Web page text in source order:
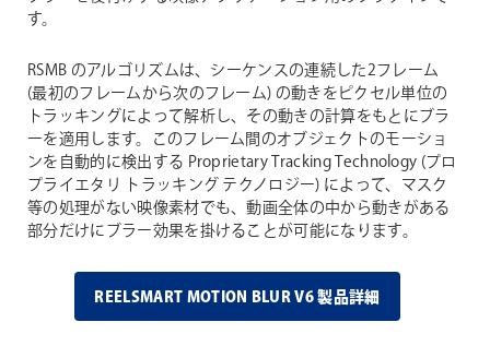
す。
RSMB のアルゴリズムは、シーケンスの連続した2フレーム
(最初のフレームから次のフレーム) の動きをピクセル単位の
トラッキングによって解析し、その動きの計算をもとにブラ
ーを適用します。このフレーム間のオブジェクトのモーショ
ンを自動的に検出する Proprietary Tracking Technology (プロ
プライエタリ トラッキング テクノロジー) によって、マスク
等の処理がない映像素材でも、動画全体の中から動きがある
部分だけにブラー効果を掛けることが可能になります。
REELSMART MOTION BLUR V6 製品詳細